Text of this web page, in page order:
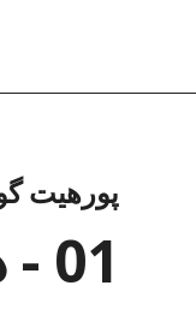
پورھیت